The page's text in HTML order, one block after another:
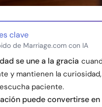
clave
de Marriage.com con IA
se une a la gracia
y mantienen la
paciente.
puede convertirse